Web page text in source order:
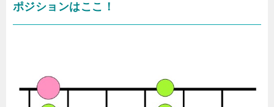
ポジションはここ！